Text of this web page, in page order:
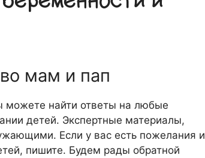
мам и пап
можете найти ответы на любые
детей. Экспертные материалы,
Если у вас есть пожелания и
пишите. Будем рады обратной